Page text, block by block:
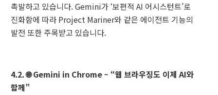
촉발하고 있습니다. Gemini가 ‘보편적 AI 어시스턴트’로
진화함에 따라 Project Mariner와 같은 에이전트 기능의
발전 또한 주목받고 있습니다.
4.2. 🌐 Gemini in Chrome – “웹 브라우징도 이제 AI와
함께”